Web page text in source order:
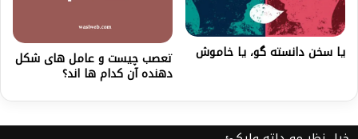
یا سخن دانسته گو، يا خاموش تعصب چیست و عامل های شکل
دهنده آن کدام ها اند؟